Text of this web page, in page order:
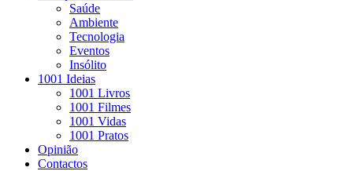
Saúde
Ambiente
Tecnologia
Eventos
Insólito
1001 Ideias
1001 Livros
1001 Filmes
1001 Vidas
1001 Pratos
Opinião
Contactos